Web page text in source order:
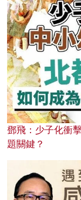
鄧飛：少子化衝
題關鍵？